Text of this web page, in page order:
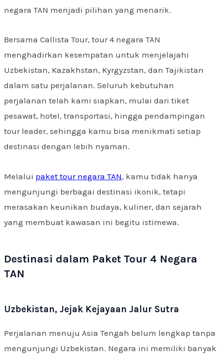
negara TAN menjadi pilihan yang menarik.
Bersama Callista Tour, tour 4 negara TAN
menghadirkan kesempatan untuk menjelajahi
Uzbekistan, Kazakhstan, Kyrgyzstan, dan Tajikistan
dalam satu perjalanan. Seluruh kebutuhan
perjalanan telah kami siapkan, mulai dari tiket
pesawat, hotel, transportasi, hingga pendampingan
tour leader, sehingga kamu bisa menikmati setiap
destinasi dengan lebih nyaman.
Melalui paket tour negara TAN, kamu tidak hanya
mengunjungi berbagai destinasi ikonik, tetapi
merasakan keunikan budaya, kuliner, dan sejarah
yang membuat kawasan ini begitu istimewa.
Destinasi dalam Paket Tour 4 Negara
TAN
Uzbekistan, Jejak Kejayaan Jalur Sutra
Perjalanan menuju Asia Tengah belum lengkap tanpa
mengunjungi Uzbekistan. Negara ini memiliki banyak